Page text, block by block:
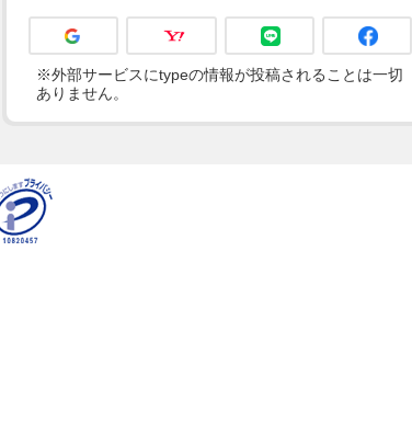
※外部サービスにtypeの情報が投稿されることは一切
ありません。